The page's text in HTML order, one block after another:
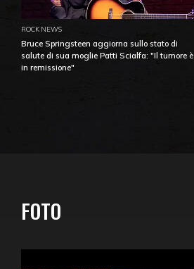
ROCK NEWS
Bruce Springsteen aggiorna sullo stato di
salute di sua moglie Patti Scialfa: "Il tumore è
in remissione"
FOTO